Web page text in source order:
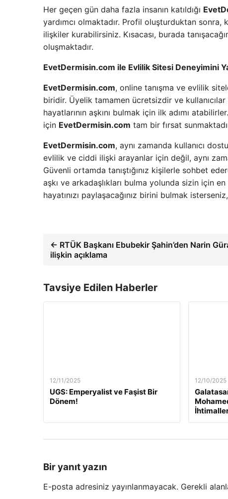
Her geçen gün daha fazla insanın katıldığı
yardımcı olmaktadır. Profil oluşturduktan sonra,
ilişkiler kurabilirsiniz. Kısacası, burada
oluşmaktadır.
EvetDermisin.com ile Evlilik Sitesi Deneyimini
EvetDermisin.com, online tanışma ve evlilik
biridir. Üyelik tamamen ücretsizdir ve
hayatlarının aşkını bulmak için ilk adımı
için EvetDermisin.com tam bir fırsat
EvetDermisin.com, aynı zamanda kullanıcı
evlilik ve ciddi ilişki arayanlar için değil, aynı
Güvenli ortamda tanıştığınız kişilerle sohbet
aşkı ve arkadaşlıkları bulma yolunda sizin için
hayatınızı paylaşacağınız birini bulmak isterseniz,
← RTÜK Başkanı Ebubekir Şahin’den Narin
ilişkin açıklama
Tavsiye Edilen Haberler
12/11/2025
UGS: Emperyalist ve Faşist Bir
Dönem!
12/10/2025
Bir yanıt yazın
E-posta adresiniz yayınlanmayacak. Gerekli